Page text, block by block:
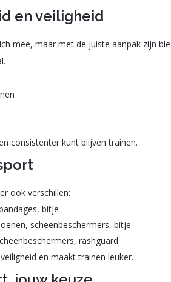
en veiligheid
mee, maar met de juiste aanpak zijn
consistenter kunt blijven trainen.
ook verschillen:
bitje
scheenbeschermers, bitje
rashguard
en maakt trainen leuker.